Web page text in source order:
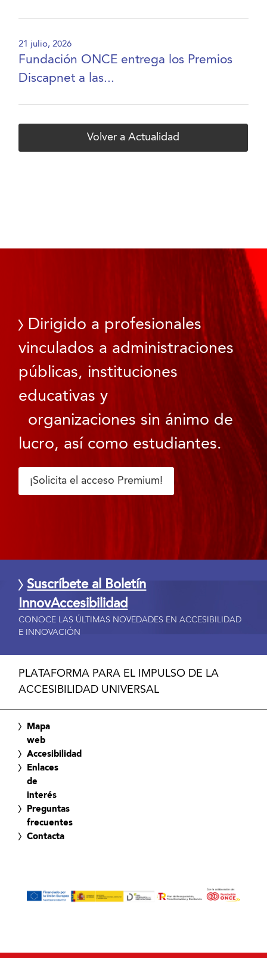
21 julio, 2026
Fundación ONCE entrega los Premios
Discapnet a las...
Volver a Actualidad
Dirigido a profesionales
vinculados a administraciones
públicas, instituciones
educativas y
organizaciones sin ánimo de
lucro, así como estudiantes.
¡Solicita el acceso Premium!
Suscríbete al Boletín
InnovAccesibilidad
CONOCE LAS ÚLTIMAS NOVEDADES EN ACCESIBILIDAD
E INNOVACIÓN
PLATAFORMA PARA EL IMPULSO DE LA
ACCESIBILIDAD UNIVERSAL
Mapa
web
Accesibilidad
Enlaces
de
interés
Preguntas
frecuentes
Contacta